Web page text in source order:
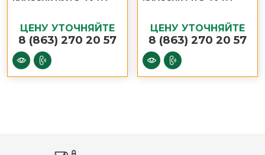
ЦЕНУ УТОЧНЯЙТЕ
8 (863) 270 20 57
ЦЕНУ УТОЧНЯЙТЕ
8 (863) 270 20 57